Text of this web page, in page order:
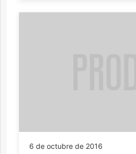
6 de octubre de 2016